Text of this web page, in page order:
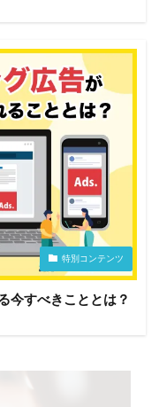
特別コンテンツ
今すべきこととは？